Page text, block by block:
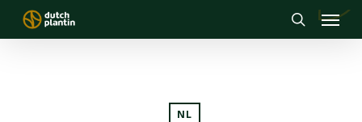
Skip
to
search
Menu
NL